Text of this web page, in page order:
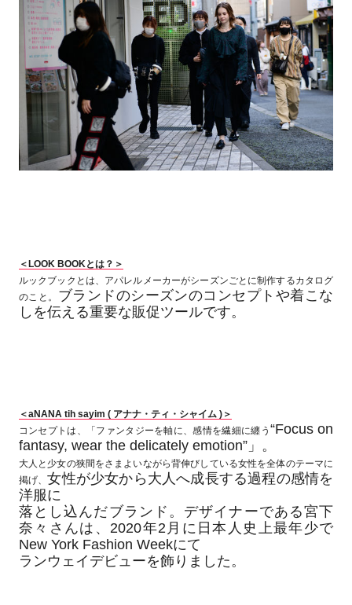
＜LOOK BOOKとは？＞
ルックブックとは、アパレルメーカーがシーズンごとに制作するカタログ
のこと。 ブランドのシーズンのコンセプトや着こな
しを伝える重要な販促ツールです。
＜aNANA tih sayim ( アナナ・ティ・シャイム )＞
コンセプトは、「ファンタジーを軸に、感情を繊細に纏う “Focus on
fantasy, wear the delicately emotion”​」。
大人と少女の狭間をさまよいながら背伸びしている女性を全体のテーマに
掲げ、女性が少女から大人へ成長する過程の感情を
洋服に
落とし込んだブランド。デザイナーである宮下
奈々さんは、2020年2月に日本人史上最年少で
New York Fashion Weekにて
ランウェイデビューを飾りました。